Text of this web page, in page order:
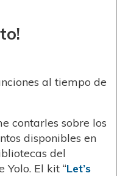
al tiempo de
contarles sobre los
disponibles en
del
Yolo. El kit “Let’s